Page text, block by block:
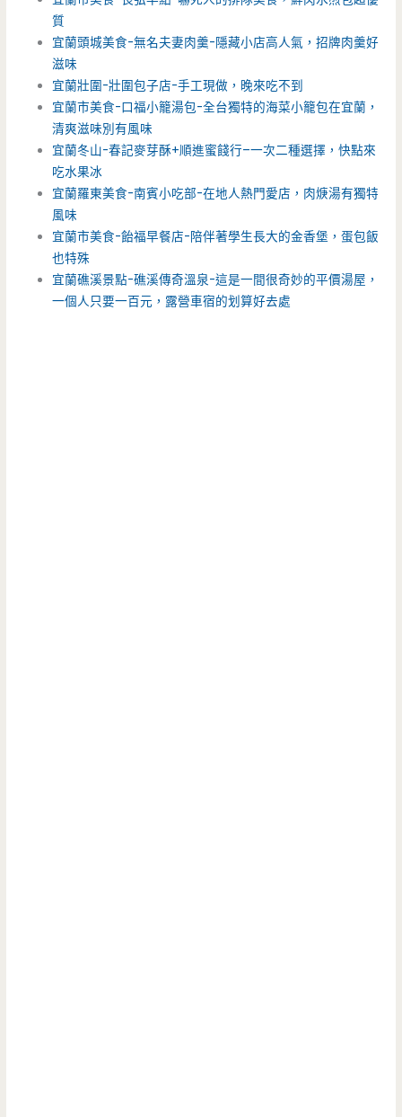
質
宜蘭頭城美食-無名夫妻肉羹-隱藏小店高人氣，招牌肉羹好
滋味
宜蘭壯圍-壯圍包子店-手工現做，晚來吃不到
宜蘭市美食-口福小籠湯包-全台獨特的海菜小籠包在宜蘭，
清爽滋味別有風味
宜蘭冬山-春記麥芽酥+順進蜜餞行–一次二種選擇，快點來
吃水果冰
宜蘭羅東美食-南賓小吃部-在地人熱門愛店，肉焿湯有獨特
風味
宜蘭市美食-飴福早餐店-陪伴著學生長大的金香堡，蛋包飯
也特殊
宜蘭礁溪景點-礁溪傳奇溫泉-這是一間很奇妙的平價湯屋，
一個人只要一百元，露營車宿的划算好去處